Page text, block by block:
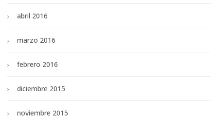
abril 2016
marzo 2016
febrero 2016
diciembre 2015
noviembre 2015